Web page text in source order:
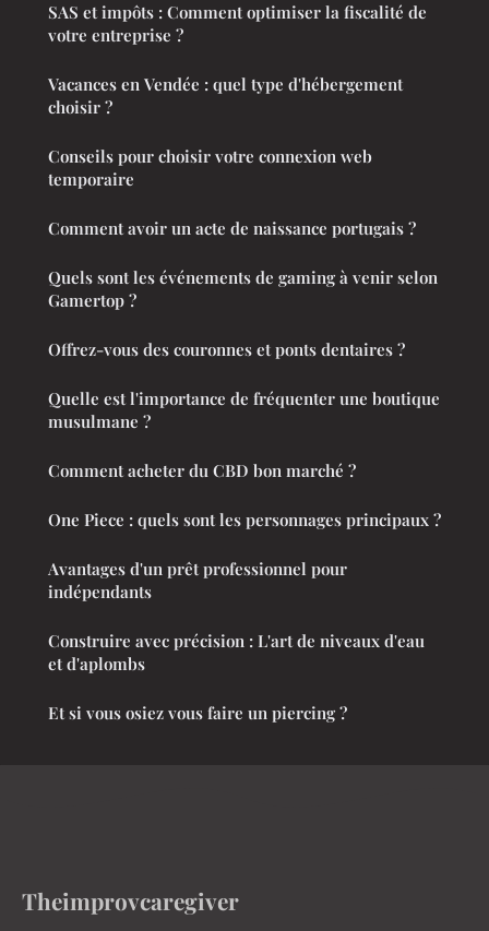
SAS et impôts : Comment optimiser la fiscalité de
votre entreprise ?
Vacances en Vendée : quel type d'hébergement
choisir ?
Conseils pour choisir votre connexion web
temporaire
Comment avoir un acte de naissance portugais ?
Quels sont les événements de gaming à venir selon
Gamertop ?
Offrez-vous des couronnes et ponts dentaires ?
Quelle est l'importance de fréquenter une boutique
musulmane ?
Comment acheter du CBD bon marché ?
One Piece : quels sont les personnages principaux ?
Avantages d'un prêt professionnel pour
indépendants
Construire avec précision : L'art de niveaux d'eau
et d'aplombs
Et si vous osiez vous faire un piercing ?
Theimprovcaregiver